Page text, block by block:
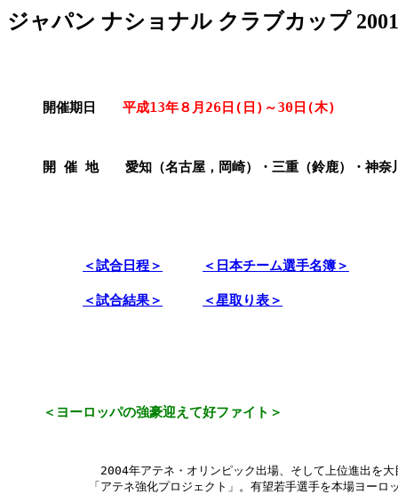
ジャパン ナショナル クラブカップ 2001
開催期日 平成13年８月26日(日)～30日(木)
開 催 地　　愛知（名古屋，岡崎）・三重（鈴鹿）・神奈
＜試合日程＞ ＜日本チーム選手名簿＞
＜試合結果＞ ＜星取り表＞
＜ヨーロッパの強豪迎えて好ファイト＞
2004年アテネ・オリンピック出場、そして上位進出を大目
「アテネ強化プロジェクト」。有望若手選手を本場ヨーロッ